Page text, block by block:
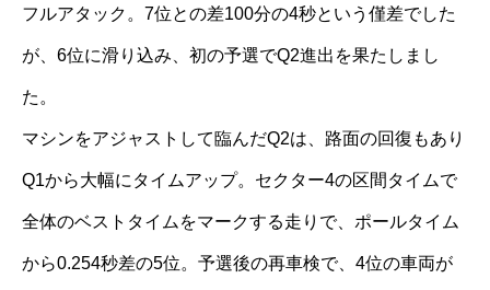
フルアタック。7位との差100分の4秒という僅差でした
が、6位に滑り込み、初の予選でQ2進出を果たしまし
た。
マシンをアジャストして臨んだQ2は、路面の回復もあり
Q1から大幅にタイムアップ。セクター4の区間タイムで
全体のベストタイムをマークする走りで、ポールタイム
から0.254秒差の5位。予選後の再車検で、4位の車両が